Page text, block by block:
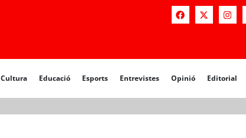
Cultura Educació Esports Entrevistes Opinió Editorial
Opinió Editorial